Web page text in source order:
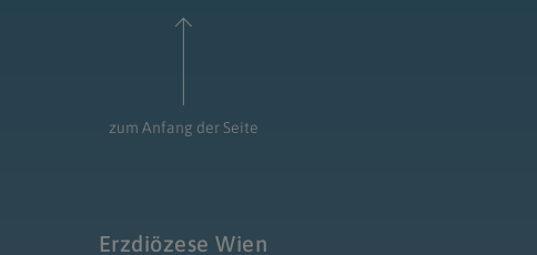
zum Anfang der Seite
Erzdiözese Wien